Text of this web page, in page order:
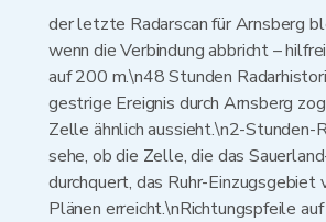
der letzte Radarscan für Arnsberg
wenn die Verbindung abbricht –
auf 200 m.\n48 Stunden
gestrige Ereignis durch Arnsberg
Zelle ähnlich aussieht.\n2-Stunden-
sehe, ob die Zelle, die das
durchquert, das Ruhr-Einzugsgebiet
Plänen erreicht.\nRichtungspfeile